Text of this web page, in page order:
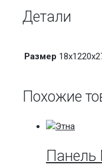
Детали
Размер
Похожие